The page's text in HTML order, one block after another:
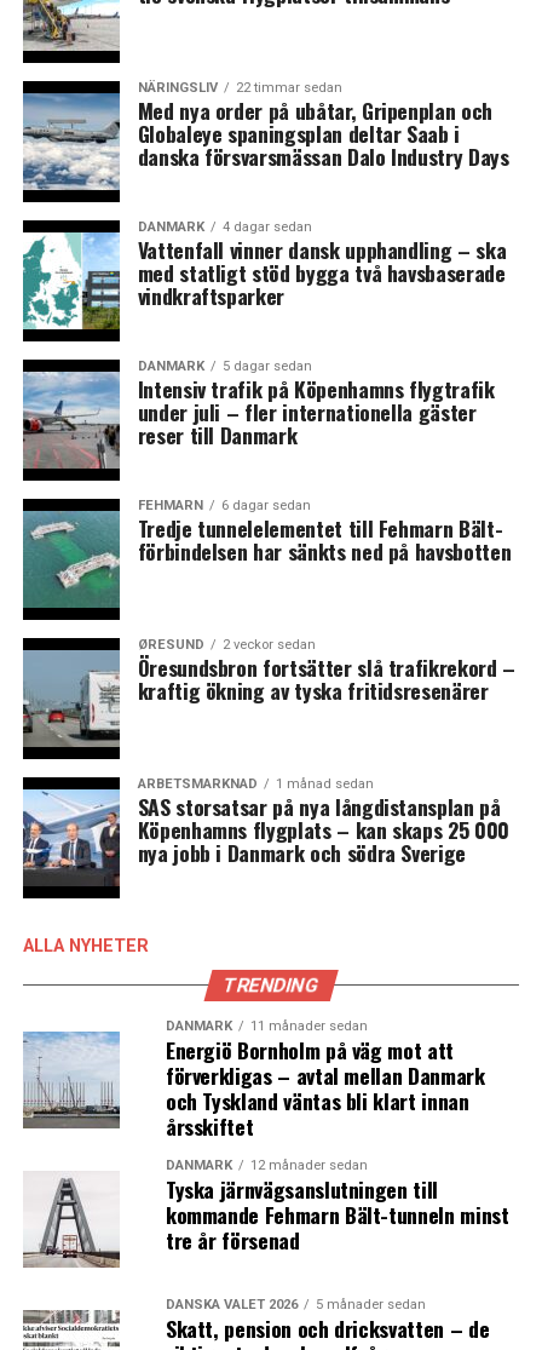
LÄS OCKSÅ:
Skyskrapa med lyxlägenheter ska byggas i Västra
hamnen i Malmö
NREP ska förvalta Dades fastighetsportfölj värd 25
miljarder DKK
NÄRINGSLIV 22 timmar sedan
Med nya order på ubåtar, Gripenplan och
Globaleye spaningsplan deltar Saab i
danska försvarsmässan Dalo Industry Days
DANMARK 4 dagar sedan
Vattenfall vinner dansk upphandling – ska
med statligt stöd bygga två havsbaserade
vindkraftsparker
DANMARK 5 dagar sedan
Intensiv trafik på Köpenhamns flygtrafik
under juli – fler internationella gäster
reser till Danmark
FEHMARN 6 dagar sedan
Tredje tunnelelementet till Fehmarn Bält-
förbindelsen har sänkts ned på havsbotten
ØRESUND 2 veckor sedan
Öresundsbron fortsätter slå trafikrekord –
kraftig ökning av tyska fritidsresenärer
ARBETSMARKNAD 1 månad sedan
SAS storsatsar på nya långdistansplan på
Köpenhamns flygplats – kan skaps 25 000
nya jobb i Danmark och södra Sverige
ALLA NYHETER
TRENDING
DANMARK 11 månader sedan
Energiö Bornholm på väg mot att
förverkligas – avtal mellan Danmark
och Tyskland väntas bli klart innan
årsskiftet
DANMARK 12 månader sedan
Tyska järnvägsanslutningen till
kommande Fehmarn Bält-tunneln minst
tre år försenad
DANSKA VALET 2026 5 månader sedan
Skatt, pension och dricksvatten – de